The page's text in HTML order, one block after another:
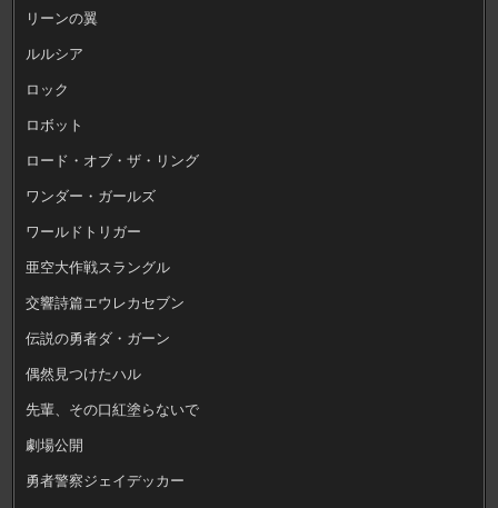
リーンの翼
ルルシア
ロック
ロボット
ロード・オブ・ザ・リング
ワンダー・ガールズ
ワールドトリガー
亜空大作戦スラングル
交響詩篇エウレカセブン
伝説の勇者ダ・ガーン
偶然見つけたハル
先輩、その口紅塗らないで
劇場公開
勇者警察ジェイデッカー